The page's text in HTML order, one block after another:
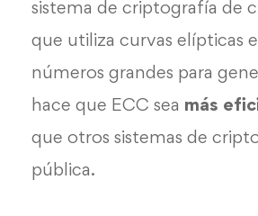
sistema de criptografía de
que utiliza curvas elípticas
números grandes para
hace que ECC sea más
que otros sistemas de
pública.